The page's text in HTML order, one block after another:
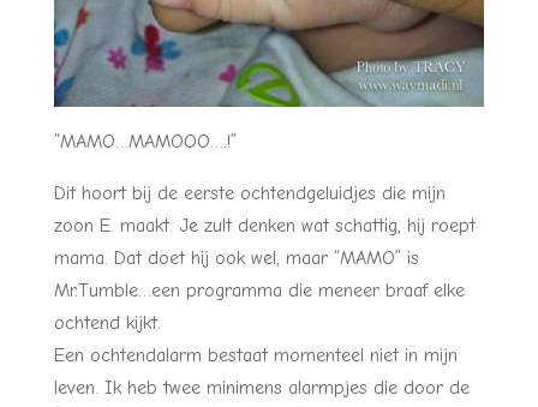
“MAMO…MAMOOO….!”
Dit hoort bij de eerste ochtendgeluidjes die mijn
zoon E. maakt. Je zult denken wat schattig, hij roept
mama. Dat doet hij ook wel, maar “MAMO” is
Mr.Tumble…een programma die meneer braaf elke
ochtend kijkt.
Een ochtendalarm bestaat momenteel niet in mijn
leven. Ik heb twee minimens alarmpjes die door de